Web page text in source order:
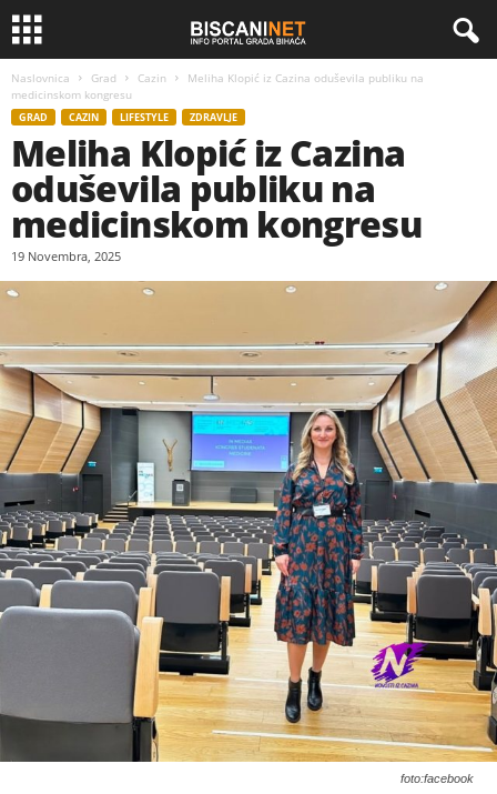
Naslovnica Grad Cazin
Meliha Klopić iz Cazina oduševila publiku na
medicinskom kongresu
GRAD CAZIN LIFESTYLE ZDRAVLJE
Meliha Klopić iz Cazina
oduševila publiku na
medicinskom kongresu
19 Novembra, 2025
foto:facebook